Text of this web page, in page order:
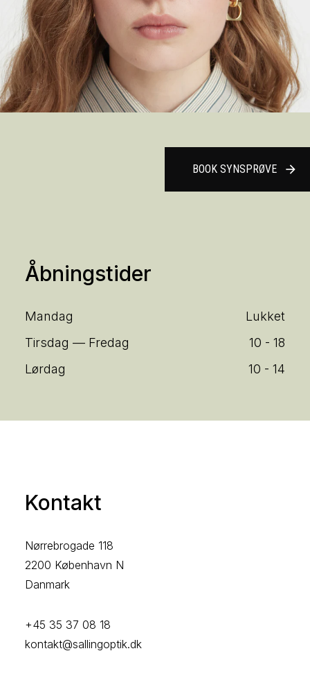
Åbningstider
Mandag
Lukket
Tirsdag — Fredag
10 - 18
Lørdag
10 - 14
BOOK SYNSPRØVE arrow_forward
Kontakt
Nørrebrogade 118
2200 København N
Danmark
+45 35 37 08 18
kontakt@sallingoptik.dk